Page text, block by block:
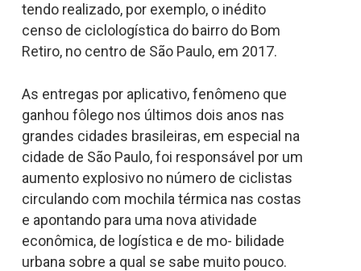
tendo realizado, por exemplo, o inédito
censo de ciclologística do bairro do Bom
Retiro, no centro de São Paulo, em 2017.
As entregas por aplicativo, fenômeno que
ganhou fôlego nos últimos dois anos nas
grandes cidades brasileiras, em especial na
cidade de São Paulo, foi responsável por um
aumento explosivo no número de ciclistas
circulando com mochila térmica nas costas
e apontando para uma nova atividade
econômica, de logística e de mo- bilidade
urbana sobre a qual se sabe muito pouco.